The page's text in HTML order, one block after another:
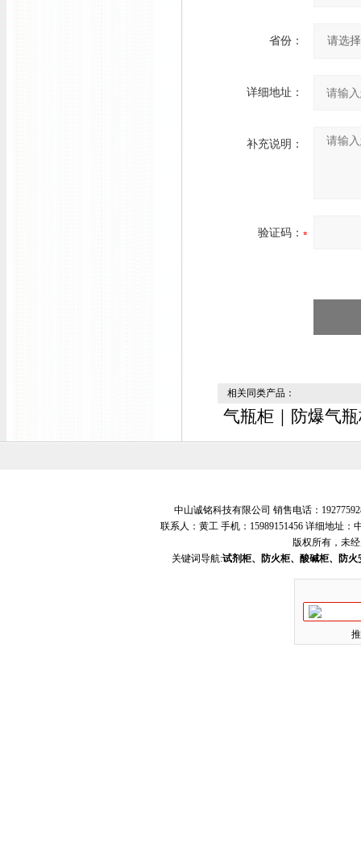
省份：
详细地址：
补充说明：
验证码：
相关同类产品：
气瓶柜｜防爆气
中山诚铭科技有限公司 销售电话：
联系人：黄工 手机：15989151456 详细地址
版权所有，未
关键词导航:试剂柜、防火柜、酸碱柜、防